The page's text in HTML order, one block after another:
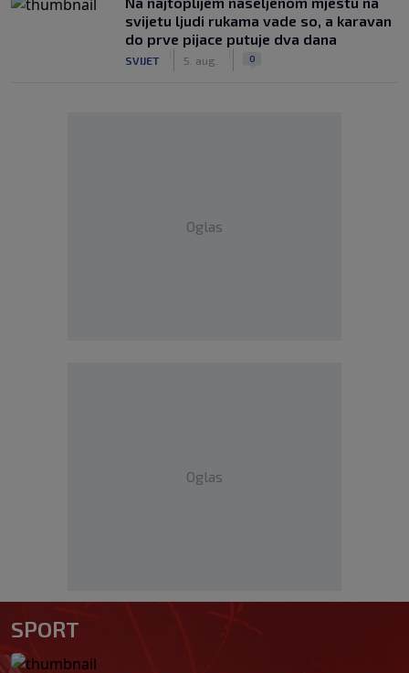
svijetu ljudi rukama vade so, a karavan
do prve pijace putuje dva dana
SVIJET 5. aug. 0
Oglas
Oglas
SPORT